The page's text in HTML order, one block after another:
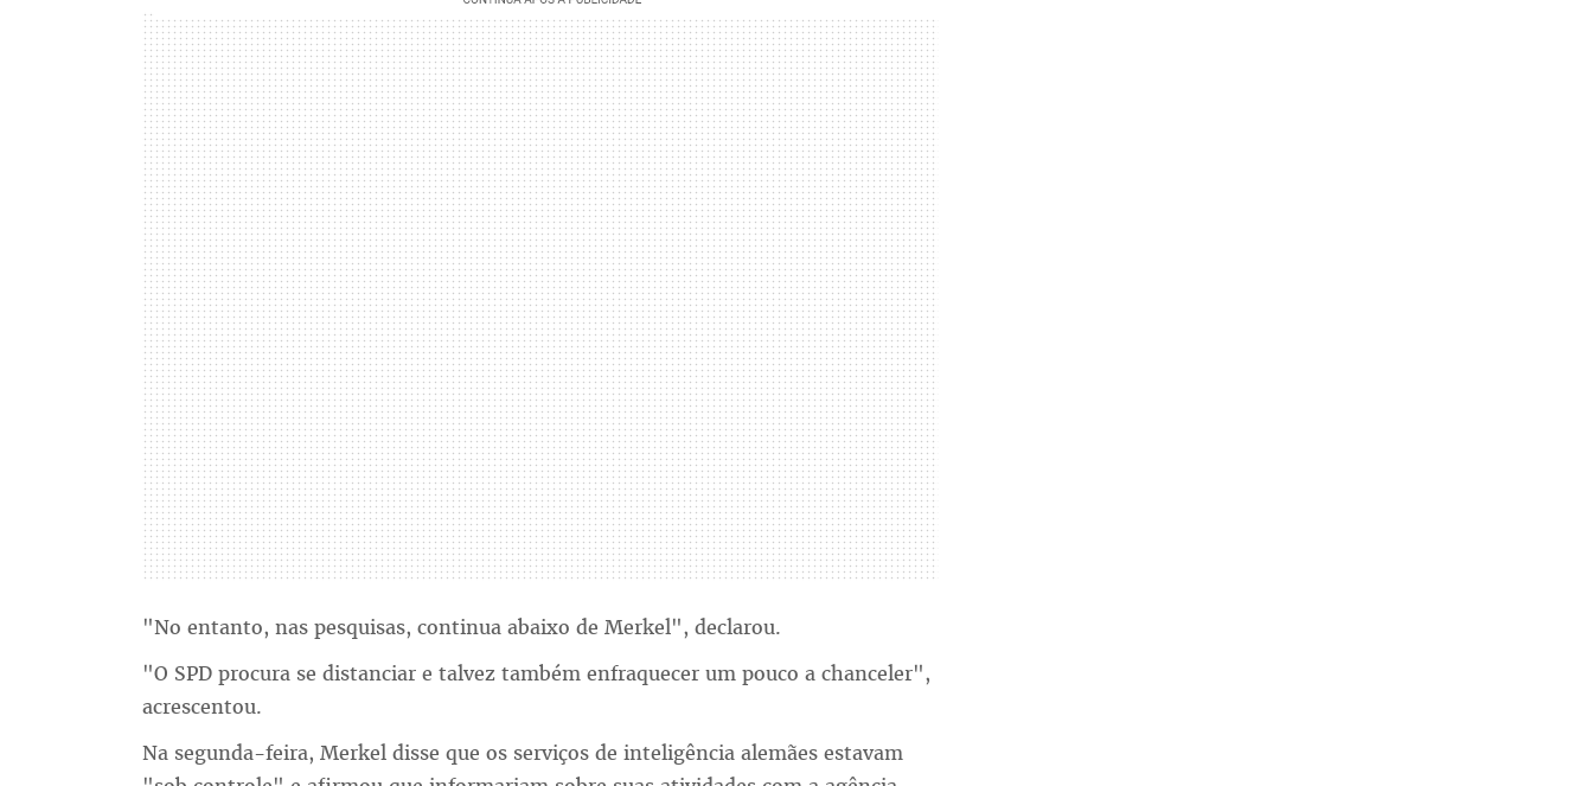
"No entanto, nas pesquisas, continua abaixo de Merkel", declarou.
"O SPD procura se distanciar e talvez também enfraquecer um pouco a chanceler",
acrescentou.
Na segunda-feira, Merkel disse que os serviços de inteligência alemães estavam